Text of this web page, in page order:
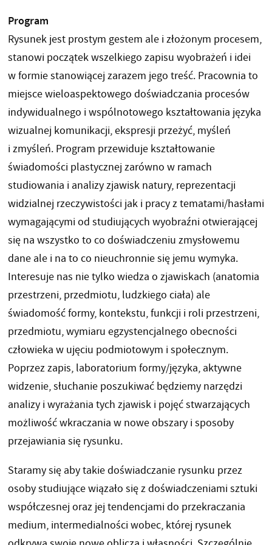
Program
Rysunek jest prostym gestem ale i złożonym procesem,
stanowi początek wszelkiego zapisu wyobrażeń i idei
w formie stanowiącej zarazem jego treść. Pracownia to
miejsce wieloaspektowego doświadczania procesów
indywidualnego i wspólnotowego kształtowania języka
wizualnej komunikacji, ekspresji przeżyć, myśleń
i zmyśleń. Program przewiduje kształtowanie
świadomości plastycznej zarówno w ramach
studiowania i analizy zjawisk natury, reprezentacji
widzialnej rzeczywistości jak i pracy z tematami/hasłami
wymagającymi od studiujących wyobraźni otwierającej
się na wszystko to co doświadczeniu zmysłowemu
dane ale i na to co nieuchronnie się jemu wymyka.
Interesuje nas nie tylko wiedza o zjawiskach (anatomia
przestrzeni, przedmiotu, ludzkiego ciała) ale
świadomość formy, kontekstu, funkcji i roli przestrzeni,
przedmiotu, wymiaru egzystencjalnego obecności
człowieka w ujęciu podmiotowym i społecznym.
Poprzez zapis, laboratorium formy/języka, aktywne
widzenie, słuchanie poszukiwać będziemy narzędzi
analizy i wyrażania tych zjawisk i pojęć stwarzających
możliwość wkraczania w nowe obszary i sposoby
przejawiania się rysunku.
Staramy się aby takie doświadczanie rysunku przez
osoby studiujące wiązało się z doświadczeniami sztuki
współczesnej oraz jej tendencjami do przekraczania
medium, intermedialności wobec, której rysunek